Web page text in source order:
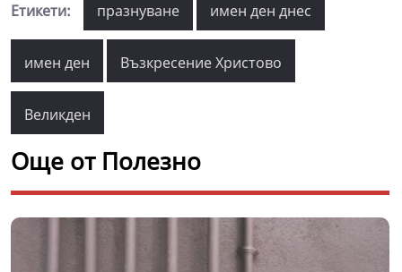
Етикети: празнуване имен ден днес
имен ден Възкресение Христово
Великден
Още от Полезно